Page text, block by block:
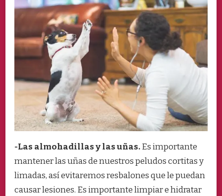
-Las almohadillas y las uñas.Es importante
mantener las uñas de nuestros peludos cortitas y
limadas, así evitaremos resbalones que le puedan
causar lesiones. Es importante limpiar e hidratar